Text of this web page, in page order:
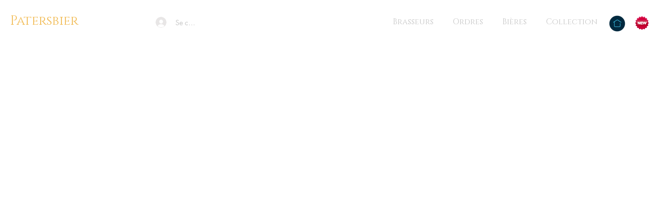
Patersbier Se connecter Brasseurs Ordres Bières Collection